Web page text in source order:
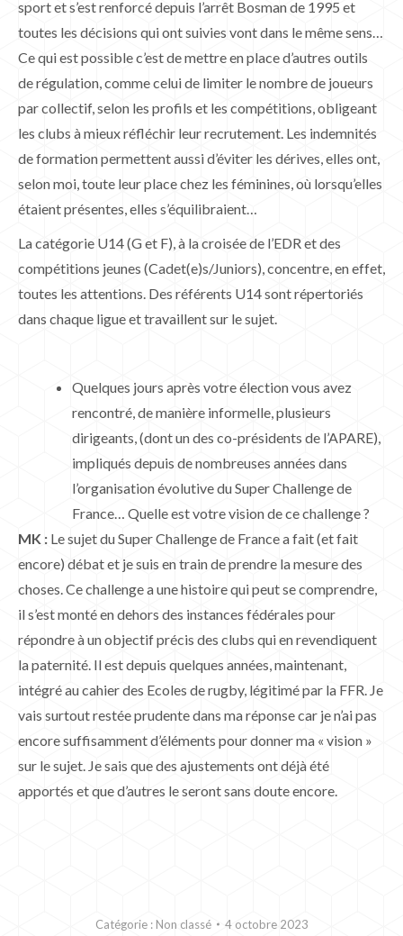
sport et s’est renforcé depuis l’arrêt Bosman de 1995 et
toutes les décisions qui ont suivies vont dans le même sens…
Ce qui est possible c’est de mettre en place d’autres outils
de régulation, comme celui de limiter le nombre de joueurs
par collectif, selon les profils et les compétitions, obligeant
les clubs à mieux réfléchir leur recrutement. Les indemnités
de formation permettent aussi d’éviter les dérives, elles ont,
selon moi, toute leur place chez les féminines, où lorsqu’elles
étaient présentes, elles s’équilibraient…
La catégorie U14 (G et F), à la croisée de l’EDR et des
compétitions jeunes (Cadet(e)s/Juniors), concentre, en effet,
toutes les attentions. Des référents U14 sont répertoriés
dans chaque ligue et travaillent sur le sujet.
Quelques jours après votre élection vous avez
rencontré, de manière informelle, plusieurs
dirigeants, (dont un des co-présidents de l’APARE),
impliqués depuis de nombreuses années dans
l’organisation évolutive du Super Challenge de
France… Quelle est votre vision de ce challenge ?
MK : Le sujet du Super Challenge de France a fait (et fait
encore) débat et je suis en train de prendre la mesure des
choses. Ce challenge a une histoire qui peut se comprendre,
il s’est monté en dehors des instances fédérales pour
répondre à un objectif précis des clubs qui en revendiquent
la paternité. Il est depuis quelques années, maintenant,
intégré au cahier des Ecoles de rugby, légitimé par la FFR. Je
vais surtout restée prudente dans ma réponse car je n’ai pas
encore suffisamment d’éléments pour donner ma « vision »
sur le sujet. Je sais que des ajustements ont déjà été
apportés et que d’autres le seront sans doute encore.
Catégorie : Non classé
4 octobre 2023